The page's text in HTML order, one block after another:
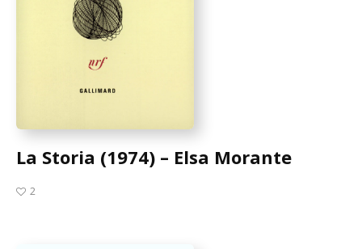
La Storia (1974) – Elsa Morante
2